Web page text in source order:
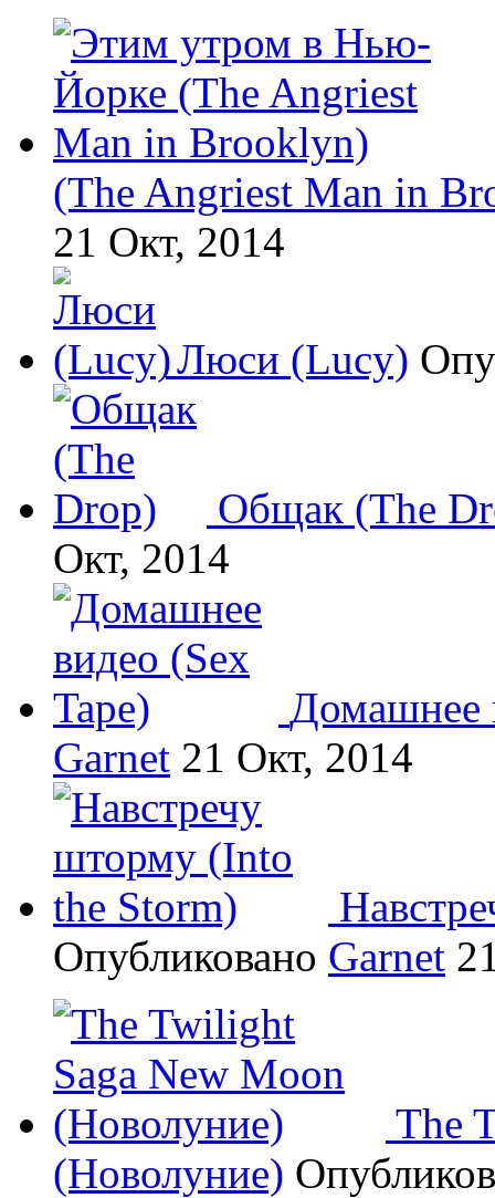
(The Angriest Man in
21 Окт, 2014
Люси (Lucy)
Общак (The
Окт, 2014
Домашнее
Garnet 21 Окт, 2014
Опубликовано Garnet
The
(Новолуние)